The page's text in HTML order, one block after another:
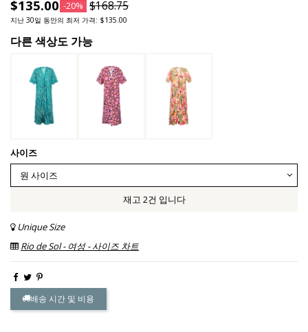
$135.00 -20% $168.75
지난 30일 동안의 최저 가격: $135.00
다른 색상도 가능
사이즈
재고 2건 입니다
Unique Size
Rio de Sol - 여성 - 사이즈 차트
배송 시간 및 비용